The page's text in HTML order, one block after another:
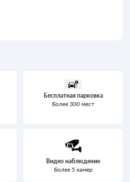
Бесплатная парковка
Более 300 мест
Видео наблюдение
Более 5 камер